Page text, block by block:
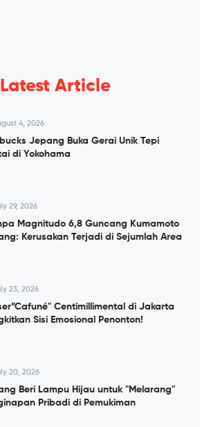
Latest Article
4, 2026
Jepang Buka Gerai Unik Tepi
di Yokohama
29, 2026
Magnitudo 6,8 Guncang Kumamoto
Kerusakan Terjadi di Sejumlah Area
23, 2026
Centimillimental di Jakarta
Sisi Emosional Penonton!
20, 2026
Beri Lampu Hijau untuk "Melarang"
Pribadi di Pemukiman